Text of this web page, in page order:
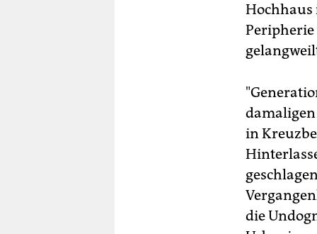
Hochhaus
Peripherie
in
die